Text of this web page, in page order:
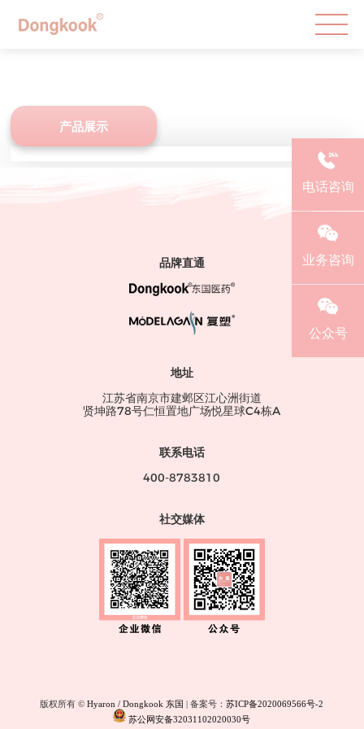
产品展示
品牌直通
地址
江苏省南京市建邺区江心洲街道
贤坤路78号仁恒置地广场悦星球C4栋A
联系电话
400-8783810
社交媒体
版权所有 ©Hyaron / Dongkook 东国 | 备案号：苏ICP备2020069566号-2
苏公网安备32031102020030号
电话咨询
业务咨询
公众号